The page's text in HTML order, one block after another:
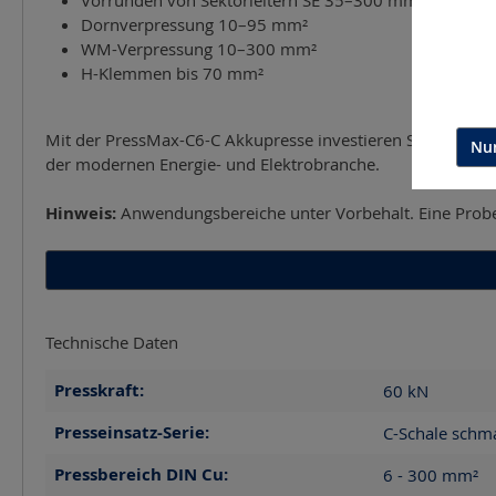
Dornverpressung 10–95 mm²
WM-Verpressung 10–300 mm²
H-Klemmen bis 70 mm²
Mit der PressMax-C6-C Akkupresse investieren Sie in ein
der modernen Energie- und Elektrobranche.
Hinweis: Anwendungsbereiche unter Vorbehalt. Eine
Technische Daten
Presskraft: 60 kN
Presseinsatz-Serie: C-Schale
Pressbereich DIN Cu: 6 - 300 mm²